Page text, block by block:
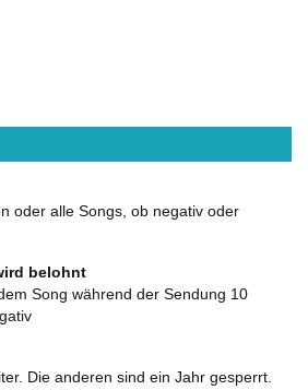
oder alle Songs, ob negativ oder
belohnt
Song während der Sendung 10
Die anderen sind ein Jahr gesperrt.